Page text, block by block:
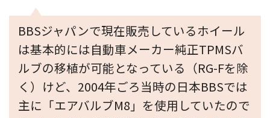
BBSジャパンで現在販売しているホイール
は基本的には自動車メーカー純正TPMSバ
ルブの移植が可能となっている（RG-Fを除
く）けど、2004年ごろ当時の日本BBSでは
主に「エアバルブM8」を使用していたので